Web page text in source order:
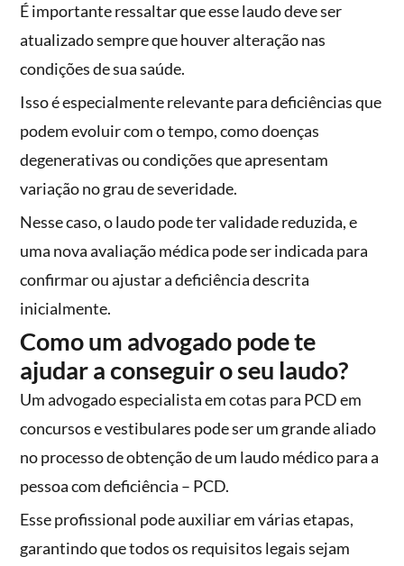
É importante ressaltar que esse laudo deve ser
atualizado sempre que houver alteração nas
condições de sua saúde.
Isso é especialmente relevante para deficiências que
podem evoluir com o tempo, como doenças
degenerativas ou condições que apresentam
variação no grau de severidade.
Nesse caso, o laudo pode ter validade reduzida, e
uma nova avaliação médica pode ser indicada para
confirmar ou ajustar a deficiência descrita
inicialmente.
Como um advogado pode te
ajudar a conseguir o seu laudo?
Um advogado especialista em cotas para PCD em
concursos e vestibulares pode ser um grande aliado
no processo de obtenção de um laudo médico para a
pessoa com deficiência – PCD.
Esse profissional pode auxiliar em várias etapas,
garantindo que todos os requisitos legais sejam